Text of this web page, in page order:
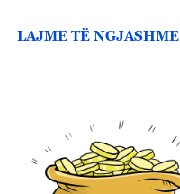
LAJME TË NGJASHME